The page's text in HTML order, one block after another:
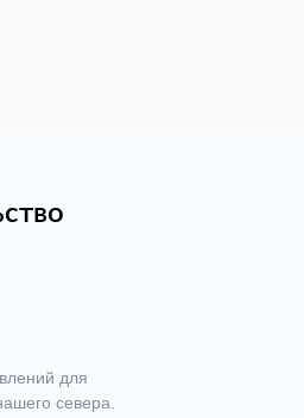
для
севера.